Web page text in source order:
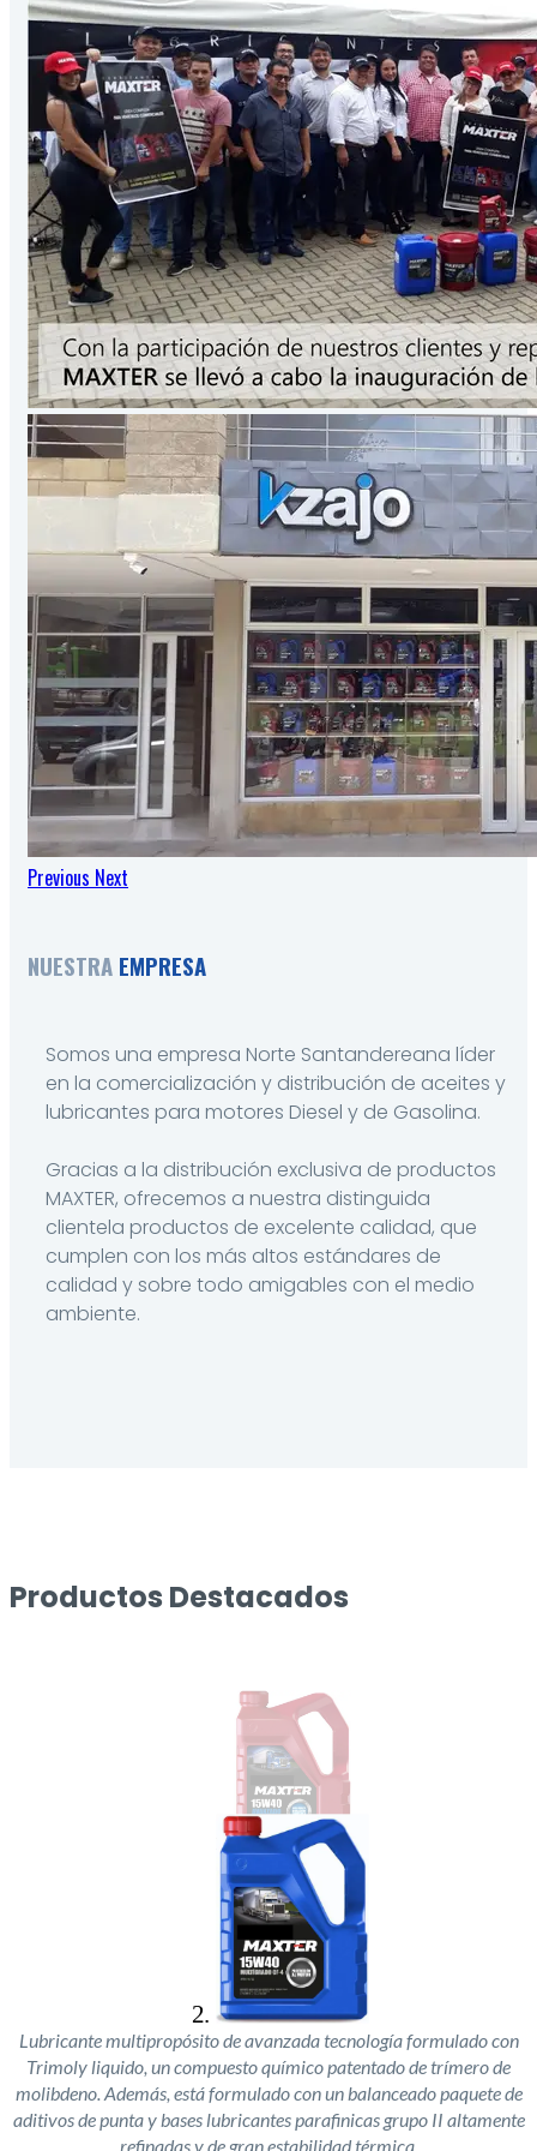
Presentación
3.78Lts
VER PRODUCTO
Previous Next
NUESTRA EMPRESA
Somos una empresa Norte Santandereana líder
en la comercialización y distribución de aceites y
lubricantes para motores Diesel y de Gasolina.
Gracias a la distribución exclusiva de productos
MAXTER, ofrecemos a nuestra distinguida
clientela productos de excelente calidad, que
cumplen con los más altos estándares de
calidad y sobre todo amigables con el medio
ambiente.
Productos Destacados
Lubricante multipropósito de avanzada tecnología formulado con
Trimoly liquido, un compuesto químico patentado de trímero de
molibdeno. Además, está formulado con un balanceado paquete de
aditivos de punta y bases lubricantes parafinicas grupo II altamente
refinadas y de gran estabilidad térmica.